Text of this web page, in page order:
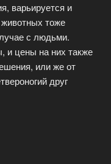
варьируется и
животных тоже
с людьми.
и цены на них также
или же от
друг